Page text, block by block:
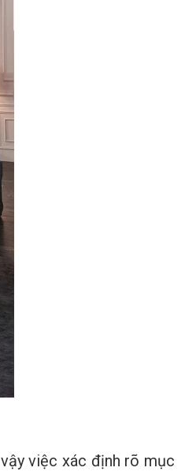
việc xác định rõ mục